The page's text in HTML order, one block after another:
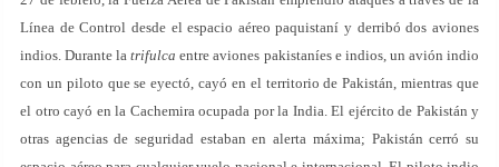
Línea de Control desde el espacio aéreo paquistaní y derribó dos aviones
indios. Durante latrifulca entre aviones pakistaníes e indios, un avión indio
con un piloto que se eyectó, cayó en el territorio de Pakistán, mientras que
el otro cayó en la Cachemira ocupada por la India. El ejército de Pakistán y
otras agencias de seguridad estaban en alerta máxima; Pakistán cerró su